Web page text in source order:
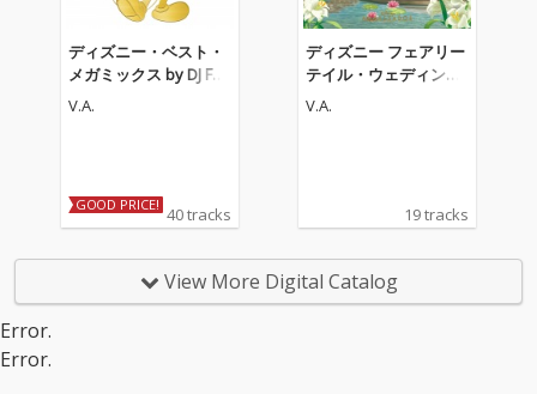
ディズニー・ベスト・
メガミックス by DJ FU
MI★YEAH!
V.A.
GOOD PRICE! 40 tracks
ディズニー フェアリー
テイル・ウェディング
2 ～ディズニーアンバ
V.A.
19 tracks
View More Digital Catalog
Error.
Error.